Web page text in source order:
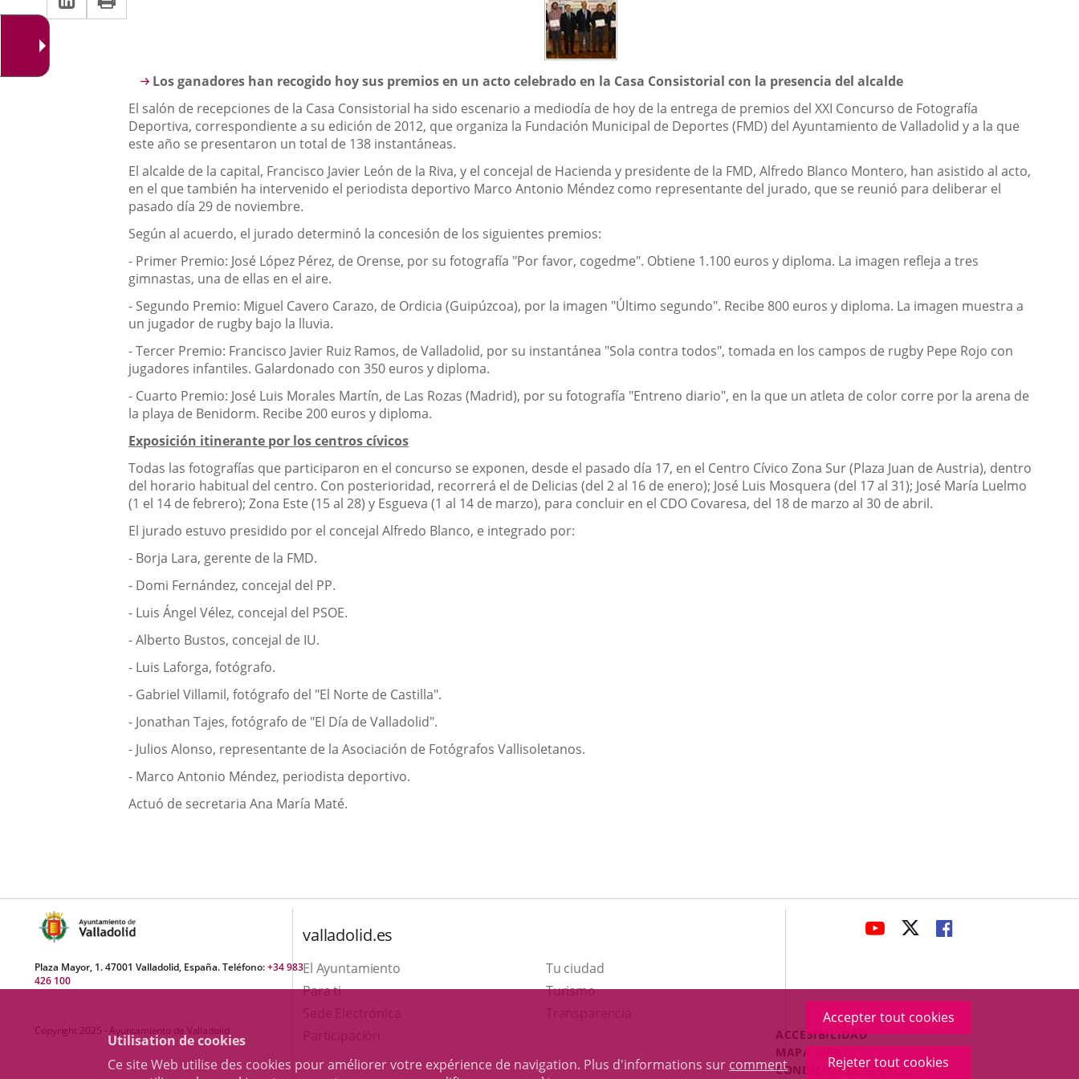
Utilisation de cookies
Ce site Web utilise des cookies pour améliorer votre expérience de navigation. Plus d'informations sur comment
Accepter tout cookies
Rejeter tout cookies
aplicación
a
aplicación
externa.
Descripción
Los ganadores han recogido hoy sus premios en un acto celebrado en la Casa Consistorial con la presencia del alcalde
El salón de recepciones de la Casa Consistorial ha sido escenario a mediodía de hoy de la entrega de premios del XXI Concurso de Fotografía
Deportiva, correspondiente a su edición de 2012, que organiza la Fundación Municipal de Deportes (FMD) del Ayuntamiento de Valladolid y a la que
este año se presentaron un total de 138 instantáneas.
El alcalde de la capital, Francisco Javier León de la Riva, y el concejal de Hacienda y presidente de la FMD, Alfredo Blanco Montero, han asistido al acto,
en el que también ha intervenido el periodista deportivo Marco Antonio Méndez como representante del jurado, que se reunió para deliberar el
pasado día 29 de noviembre.
Según al acuerdo, el jurado determinó la concesión de los siguientes premios:
- Primer Premio: José López Pérez, de Orense, por su fotografía "Por favor, cogedme". Obtiene 1.100 euros y diploma. La imagen refleja a tres
gimnastas, una de ellas en el aire.
- Segundo Premio: Miguel Cavero Carazo, de Ordicia (Guipúzcoa), por la imagen "Último segundo". Recibe 800 euros y diploma. La imagen muestra a
un jugador de rugby bajo la lluvia.
- Tercer Premio: Francisco Javier Ruiz Ramos, de Valladolid, por su instantánea "Sola contra todos", tomada en los campos de rugby Pepe Rojo con
jugadores infantiles. Galardonado con 350 euros y diploma.
- Cuarto Premio: José Luis Morales Martín, de Las Rozas (Madrid), por su fotografía "Entreno diario", en la que un atleta de color corre por la arena de
la playa de Benidorm. Recibe 200 euros y diploma.
Exposición itinerante por los centros cívicos
Todas las fotografías que participaron en el concurso se exponen, desde el pasado día 17, en el Centro Cívico Zona Sur (Plaza Juan de Austria), dentro
del horario habitual del centro. Con posterioridad, recorrerá el de Delicias (del 2 al 16 de enero); José Luis Mosquera (del 17 al 31); José María Luelmo
(1 el 14 de febrero); Zona Este (15 al 28) y Esgueva (1 al 14 de marzo), para concluir en el CDO Covaresa, del 18 de marzo al 30 de abril.
El jurado estuvo presidido por el concejal Alfredo Blanco, e integrado por:
- Borja Lara, gerente de la FMD.
- Domi Fernández, concejal del PP.
- Luis Ángel Vélez, concejal del PSOE.
- Alberto Bustos, concejal de IU.
- Luis Laforga, fotógrafo.
- Gabriel Villamil, fotógrafo del "El Norte de Castilla".
- Jonathan Tajes, fotógrafo de "El Día de Valladolid".
- Julios Alonso, representante de la Asociación de Fotógrafos Vallisoletanos.
- Marco Antonio Méndez, periodista deportivo.
Actuó de secretaria Ana María Maté.
Plaza Mayor, 1. 47001 Valladolid, España. Teléfono:+34 983
426 100
Copyright 2025 - Ayuntamiento de Valladolid
valladolid.es
El Ayuntamiento
Tu ciudad
Para ti
TurismoEste
abrirá
una
ENLACE
APLICACIÓN
EXTERNA.
ENLACE
APLICACIÓN
EXTERNA.
ENLACE
APLICACIÓN
EXTERNA.
Menú
Legal
Footer
ACCESIBILIDAD
MAPA WEB
CONDICIONES LEGALES